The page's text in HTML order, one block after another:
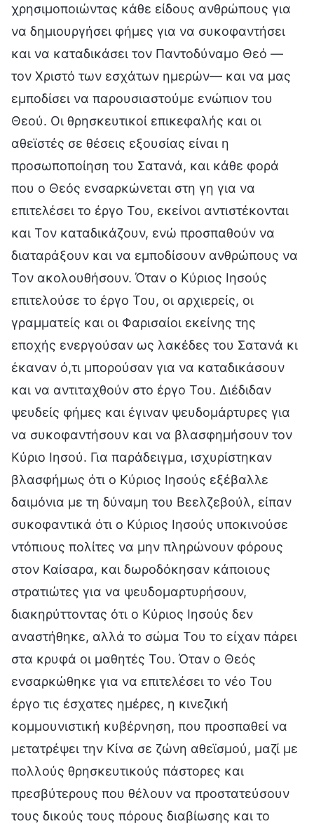
χρησιμοποιώντας κάθε είδους ανθρώπους για
να δημιουργήσει φήμες για να συκοφαντήσει
και να καταδικάσει τον Παντοδύναμο Θεό —
τον Χριστό των εσχάτων ημερών— και να μας
εμποδίσει να παρουσιαστούμε ενώπιον του
Θεού. Οι θρησκευτικοί επικεφαλής και οι
αθεϊστές σε θέσεις εξουσίας είναι η
προσωποποίηση του Σατανά, και κάθε φορά
που ο Θεός ενσαρκώνεται στη γη για να
επιτελέσει το έργο Του, εκείνοι αντιστέκονται
και Τον καταδικάζουν, ενώ προσπαθούν να
διαταράξουν και να εμποδίσουν ανθρώπους να
Τον ακολουθήσουν. Όταν ο Κύριος Ιησούς
επιτελούσε το έργο Του, οι αρχιερείς, οι
γραμματείς και οι Φαρισαίοι εκείνης της
εποχής ενεργούσαν ως λακέδες του Σατανά κι
έκαναν ό,τι μπορούσαν για να καταδικάσουν
και να αντιταχθούν στο έργο Του. Διέδιδαν
ψευδείς φήμες και έγιναν ψευδομάρτυρες για
να συκοφαντήσουν και να βλασφημήσουν τον
Κύριο Ιησού. Για παράδειγμα, ισχυρίστηκαν
βλασφήμως ότι ο Κύριος Ιησούς εξέβαλλε
δαιμόνια με τη δύναμη του Βεελζεβούλ, είπαν
συκοφαντικά ότι ο Κύριος Ιησούς υποκινούσε
ντόπιους πολίτες να μην πληρώνουν φόρους
στον Καίσαρα, και δωροδόκησαν κάποιους
στρατιώτες για να ψευδομαρτυρήσουν,
διακηρύττοντας ότι ο Κύριος Ιησούς δεν
αναστήθηκε, αλλά το σώμα Του το είχαν πάρει
στα κρυφά οι μαθητές Του. Όταν ο Θεός
ενσαρκώθηκε για να επιτελέσει το νέο Του
έργο τις έσχατες ημέρες, η κινεζική
κομμουνιστική κυβέρνηση, που προσπαθεί να
μετατρέψει την Κίνα σε ζώνη αθεϊσμού, μαζί με
πολλούς θρησκευτικούς πάστορες και
πρεσβύτερους που θέλουν να προστατεύσουν
τους δικούς τους πόρους διαβίωσης και το